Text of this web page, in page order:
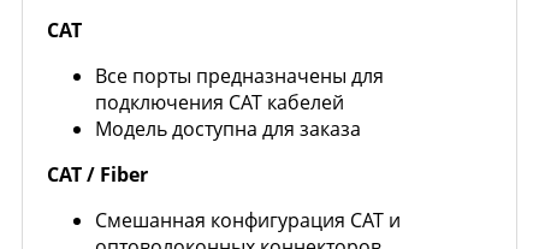
CAT
Все порты предназначены для
подключения CAT кабелей
Модель доступна для заказа
CAT / Fiber
Смешанная конфигурация CAT и